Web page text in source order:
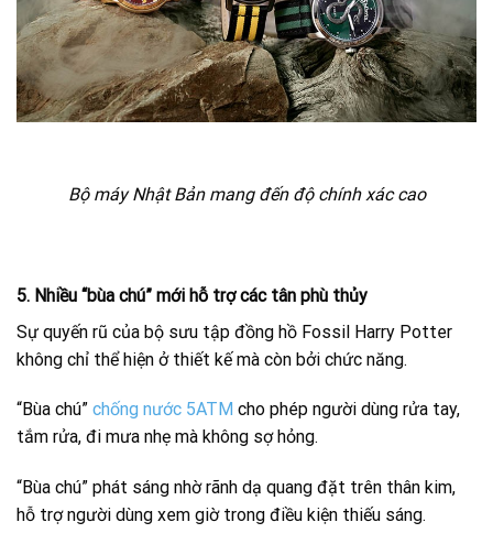
Bộ máy Nhật Bản mang đến độ chính xác cao
5. Nhiều “bùa chú” mới hỗ trợ các tân phù thủy
Sự quyến rũ của bộ sưu tập đồng hồ Fossil Harry Potter
không chỉ thể hiện ở thiết kế mà còn bởi chức năng.
“Bùa chú” chống nước 5ATM cho phép người dùng rửa tay,
tắm rửa, đi mưa nhẹ mà không sợ hỏng.
“Bùa chú” phát sáng nhờ rãnh dạ quang đặt trên thân kim,
hỗ trợ người dùng xem giờ trong điều kiện thiếu sáng.